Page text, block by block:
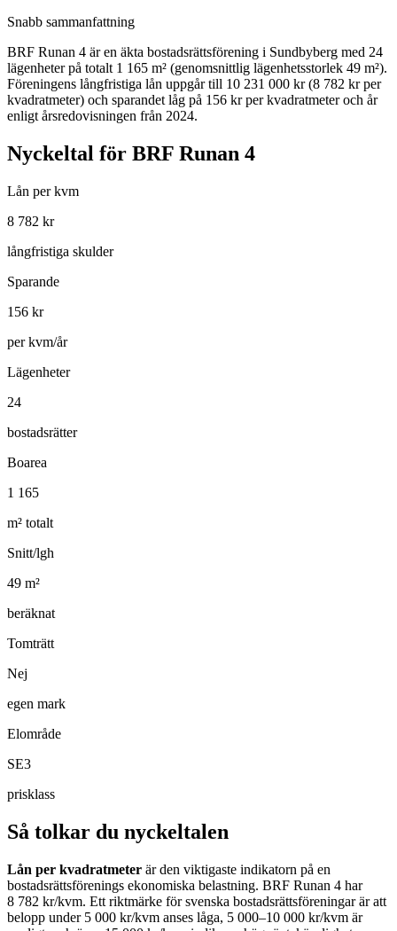
Snabb sammanfattning
BRF Runan 4 är en äkta bostadsrättsförening i Sundbyberg med 24
lägenheter på totalt 1 165 m² (genomsnittlig lägenhetsstorlek 49 m²).
Föreningens långfristiga lån uppgår till 10 231 000 kr (8 782 kr per
kvadratmeter) och sparandet låg på 156 kr per kvadratmeter och år
enligt årsredovisningen från 2024.
Nyckeltal för BRF Runan 4
Lån per kvm
8 782 kr
långfristiga skulder
Sparande
156 kr
per kvm/år
Lägenheter
24
bostadsrätter
Boarea
1 165
m² totalt
Snitt/lgh
49 m²
beräknat
Tomträtt
Nej
egen mark
Elområde
SE3
prisklass
Så tolkar du nyckeltalen
Lån per kvadratmeter är den viktigaste indikatorn på en
bostadsrättsförenings ekonomiska belastning. BRF Runan 4 har
8 782 kr/kvm. Ett riktmärke för svenska bostadsrättsföreningar är att
belopp under 5 000 kr/kvm anses låga, 5 000–10 000 kr/kvm är